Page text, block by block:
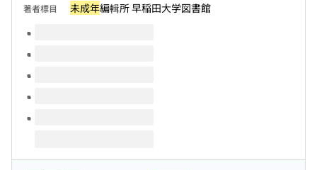
著者標目 未成年編輯所 早稲田大学図書館
このタイトルの巻号